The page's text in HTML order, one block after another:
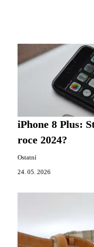
iPhone 8 Plus:
roce 2024?
Ostatní
24. 05. 2026